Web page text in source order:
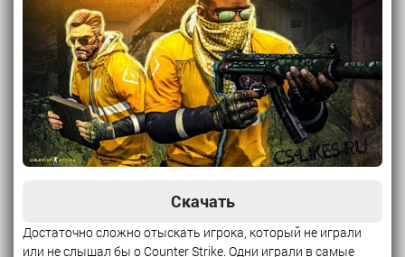
Скачать
Достаточно сложно отыскать игрока, который не играли
или не слышал бы о Counter Strike. Одни играли в самые